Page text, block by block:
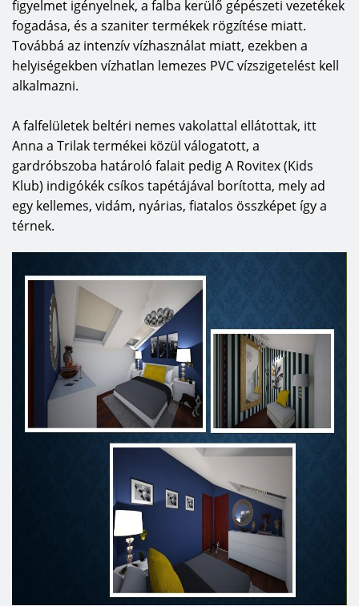
figyelmet igényelnek, a falba kerülő gépészeti vezetékek
fogadása, és a szaniter termékek rögzítése miatt.
Továbbá az intenzív vízhasználat miatt, ezekben a
helyiségekben vízhatlan lemezes PVC vízszigetelést kell
alkalmazni.
A falfelületek beltéri nemes vakolattal ellátottak, itt
Anna a Trilak termékei közül válogatott, a
gardróbszoba határoló falait pedig A Rovitex (Kids
Klub) indigókék csíkos tapétájával borította, mely ad
egy kellemes, vidám, nyárias, fiatalos összképet így a
térnek.